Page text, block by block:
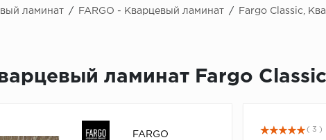
ламинат / FARGO - Кварцевый ламинат / Fargo Classic,
ламинат Fargo Classic
FARGO
( 3 )